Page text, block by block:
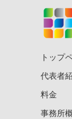
トップ
代表者
料金
事務所